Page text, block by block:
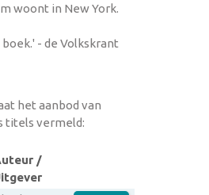
woont in New York.
- de Volkskrant
het aanbod van
titels vermeld:
/